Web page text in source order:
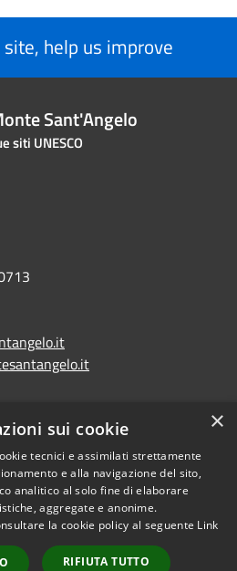
help us improve
Sant'Angelo
siti UNESCO
TelegramWhatsapp
Copyright © 2026 • Comune
Monte Sant'Angelo • Powered
byMunicipium Admin
×
sui cookie
tecnici e assimilati strettamente
e alla navigazione del sito,
analitico al solo fine di elaborare
aggregate e anonime.
la cookie policy al seguente Link
RIFIUTA TUTTO